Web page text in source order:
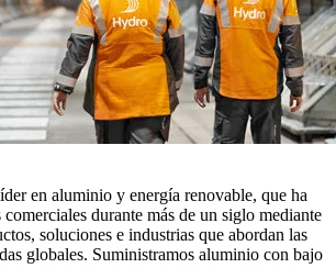
en aluminio y energía renovable, que ha
durante más de un siglo mediante
soluciones e industrias que abordan las
globales. Suministramos aluminio con bajo